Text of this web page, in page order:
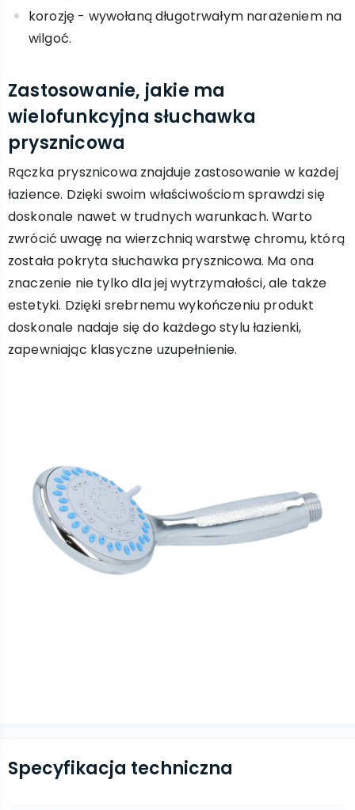
korozję - wywołaną długotrwałym narażeniem na
wilgoć.
Zastosowanie, jakie ma
wielofunkcyjna słuchawka
prysznicowa
Rączka prysznicowa znajduje zastosowanie w każdej
łazience. Dzięki swoim właściwościom sprawdzi się
doskonale nawet w trudnych warunkach. Warto
zwrócić uwagę na wierzchnią warstwę chromu, którą
została pokryta słuchawka prysznicowa. Ma ona
znaczenie nie tylko dla jej wytrzymałości, ale także
estetyki. Dzięki srebrnemu wykończeniu produkt
doskonale nadaje się do każdego stylu łazienki,
zapewniając klasyczne uzupełnienie.
Specyfikacja techniczna